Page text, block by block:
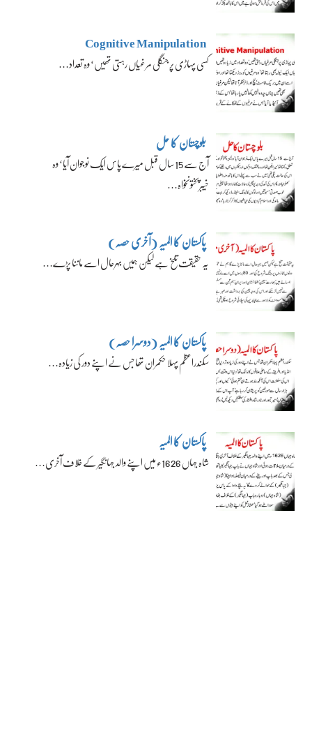
Cognitive Manipulation
کسی پہاڑی پر جنگلی مرغیاں رہتی تھیں‘ وہ تعداد…
بلوچستان کا حل
آج سے 15 سال قبل میرے پاس ایک نوجوان آیا‘ وہ
خیبرپختونخواہ…
پاکستان کا المیہ (آخری حصہ)
یہ حقیقت تلخ ہے لیکن ہمیں بہرحال اسے ماننا پڑے…
پاکستان کا المیہ (دوسرا حصہ)
سکندراعظم پہلا حکمران تھا جس نے اپنے دور کی زیادہ…
پاکستان کا المیہ
شاہ جہاں 1626ء میں اپنے والد جہانگیر کے خلاف آخری…